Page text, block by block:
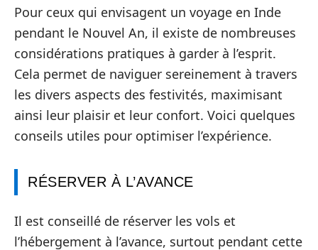
Pour ceux qui envisagent un voyage en Inde
pendant le Nouvel An, il existe de nombreuses
considérations pratiques à garder à l’esprit.
Cela permet de naviguer sereinement à travers
les divers aspects des festivités, maximisant
ainsi leur plaisir et leur confort. Voici quelques
conseils utiles pour optimiser l’expérience.
RÉSERVER À L’AVANCE
Il est conseillé de réserver les vols et
l’hébergement à l’avance, surtout pendant cette